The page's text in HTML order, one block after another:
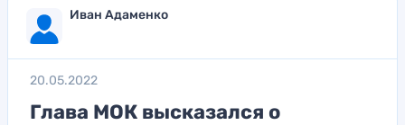
Иван Адаменко
20.05.2022
Глава МОК высказался о